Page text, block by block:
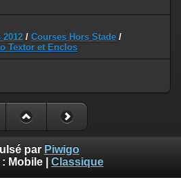
2012 / Courses Hors Stade /
Textor et Enclos
par Piwigo
Mobile Classique